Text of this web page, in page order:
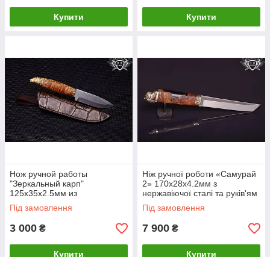
Купити Купити
Нож ручной работы
"Зеркальный карп"
125х35х2.5мм из
инструментальной стали и
рукоятью из капа клена
Під замовлення
3 000 ₴
Купити
Ніж ручної роботи «Самурай
2» 170х28х4.2мм з
нержавіючої сталі та руків'ям
з гібрида+шишка
Під замовлення
7 900 ₴
Купити